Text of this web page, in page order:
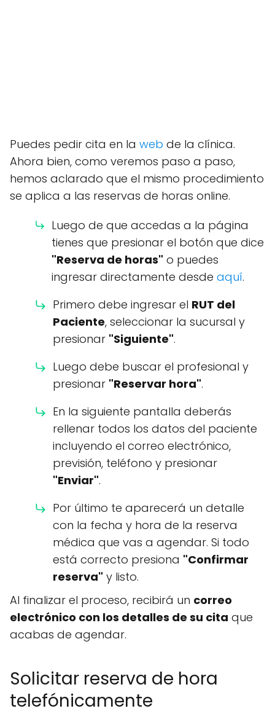
Puedes pedir cita en la web de la clínica.
Ahora bien, como veremos paso a paso,
hemos aclarado que el mismo procedimiento
se aplica a las reservas de horas online.
Luego de que accedas a la página
tienes que presionar el botón que dice
"Reserva de horas" o puedes
ingresar directamente desde aquí.
Primero debe ingresar el RUT del
Paciente, seleccionar la sucursal y
presionar "Siguiente".
Luego debe buscar el profesional y
presionar "Reservar hora".
En la siguiente pantalla deberás
rellenar todos los datos del paciente
incluyendo el correo electrónico,
previsión, teléfono y presionar
"Enviar".
Por último te aparecerá un detalle
con la fecha y hora de la reserva
médica que vas a agendar. Si todo
está correcto presiona "Confirmar
reserva" y listo.
Al finalizar el proceso, recibirá un correo
electrónico con los detalles de su cita que
acabas de agendar.
Solicitar reserva de hora
telefónicamente